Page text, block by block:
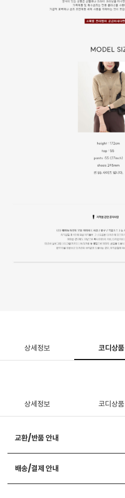
상세정보 코디상품
상세정보 코디상품
교환/반품 안내
배송/결제 안내